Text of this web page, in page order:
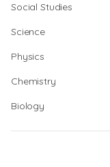
Social Studies
Science
Physics
Chemistry
Biology